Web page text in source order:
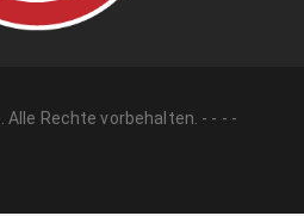
. Alle Rechte vorbehalten. - - - -